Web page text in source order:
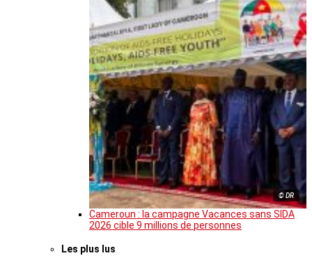
© DR
Cameroun : la campagne Vacances sans SIDA
2026 cible 9 millions de personnes
Les plus lus